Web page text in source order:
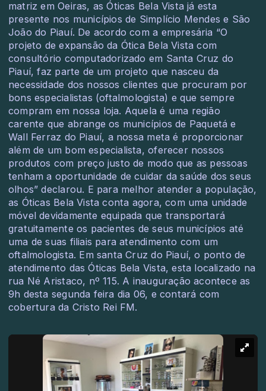
matriz em Oeiras, as Óticas Bela Vista já esta
presente nos municípios de Simplício Mendes e São
João do Piauí. De acordo com a empresária “O
projeto de expansão da Ótica Bela Vista com
consultório computadorizado em Santa Cruz do
Piauí, faz parte de um projeto que nasceu da
necessidade dos nossos clientes que procuram por
bons especialistas (oftalmologista) e que sempre
compram em nossa loja. Aquela é uma região
carente que abrange os municípios de Paquetá e
Wall Ferraz do Piauí, a nossa meta é proporcionar
além de um bom especialista, oferecer nossos
produtos com preço justo de modo que as pessoas
tenham a oportunidade de cuidar da saúde dos seus
olhos” declarou. E para melhor atender a população,
as Óticas Bela Vista conta agora, com uma unidade
móvel devidamente equipada que transportará
gratuitamente os pacientes de seus municípios até
uma de suas filiais para atendimento com um
oftalmologista. Em santa Cruz do Piauí, o ponto de
atendimento das Óticas Bela Vista, esta localizado na
rua Né Aristaco, nº 115. A inauguração acontece as
9h desta segunda feira dia 06, e contará com
cobertura da Cristo Rei FM.